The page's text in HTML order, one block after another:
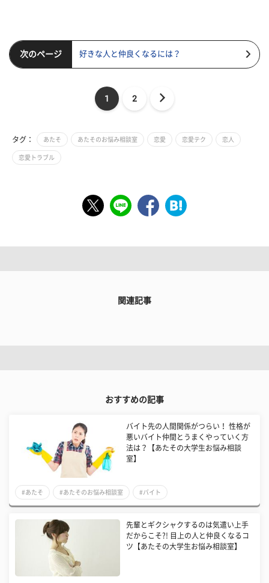
次のページ 好きな人と仲良くなるには？
1 2
タグ： あたそ あたそのお悩み相談室 恋愛 恋愛テク 恋人
恋愛トラブル
関連記事
おすすめの記事
バイト先の人間関係がつらい！ 性格が
悪いバイト仲間とうまくやっていく方
法は？【あたその大学生お悩み相談
室】
#あたそ #あたそのお悩み相談室 #バイト
先輩とギクシャクするのは気遣い上手
だからこそ?! 目上の人と仲良くなるコ
ツ【あたその大学生お悩み相談室】